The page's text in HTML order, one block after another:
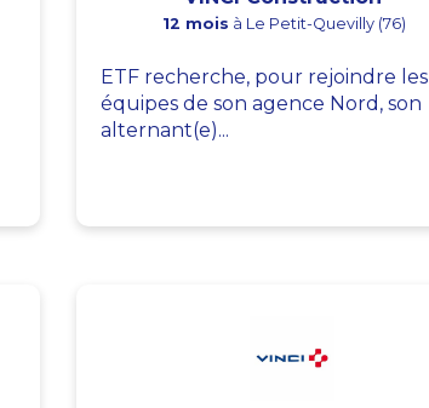
12 mois à Le Petit-Quevilly (76)
ETF recherche, pour rejoindre les
équipes de son agence Nord, son
alternant(e)...